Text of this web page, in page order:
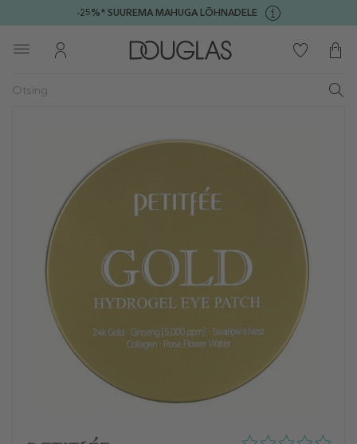
-25%* SUUREMA MAHUGA LÕHNADELE